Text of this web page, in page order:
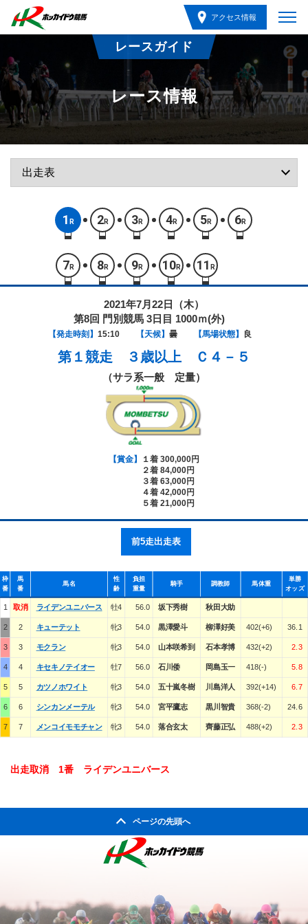
アクセス情報
レースガイド
レース情報
1 R 2R 3R 4R 5R 6R
7 R 8R 9R 10R 11 R
2021年7月22日（木）
第8回 門別競馬 3日目 1000ｍ(外)
【発走時刻】 15:10 【天候】 曇 【馬場状態】 良
第１競走 ３歳以上 Ｃ４－５
（サラ系一般 定量）
【賞金】
１着 300,000円
２着 84,000円
３着 63,000円
４着 42,000円
５着 21,000円
前5走出走表
枠
番
馬
番
馬名
性
齢
負担
重量
騎手 調教師 馬体重
単勝
オッズ
1 取消 ライデンユニバース 牡4 56.0 坂下秀樹 秋田大助
2 2 キューテット 牝3 54.0 黒澤愛斗 柳澤好美 402(+6) 36.1
3 3 モクラン 牝3 54.0 山本咲希到 石本孝博 432(+2) 2.3
4 4 キセキノテイオー 牡7 56.0 石川倭 岡島玉一 418(-) 5.8
5 5 カツノホワイト 牝3 54.0 五十嵐冬樹 川島洋人 392(+14) 6.7
6 6 シンカンメーテル 牝3 54.0 宮平鷹志 黒川智貴 368(-2) 24.6
7 7 メンコイモモチャン 牝3 54.0 落合玄太 齊藤正弘 488(+2) 2.3
出走取消 1番 ライデンユニバース
ページの先頭へ